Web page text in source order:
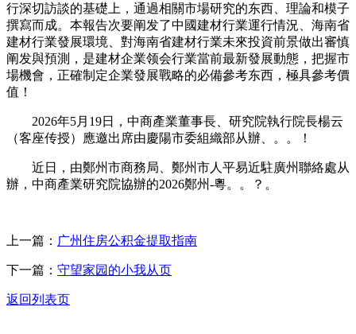
行深切訪談的基礎上，通過相關市場研究的东西、理論和模子
撰寫而成。本報告次要阐发了中國建材行業運行情況、海南省
建材行業發展環境、對海南省建材行業未來投資前景做出審慎
阐发與預測，是建材企業领会行業當前最新發展動態，把握市
場機會，正確制定企業發展戰略的必備參考东西，極具參考價
值！
2026年5月19日，中商產業董事長、研究院執行院長楊云
（客座传授）應邀出席由慶陽市委組織部从辦、。。！
近日，由鄭州市商務局、鄭州市人平易近駐廣州聯絡處从
辦，中商產業研究院協辦的2026鄭州-粵。。？。
上一篇： 广州住房公积金提取指南
下一篇： 守望家园的小我从页
返回列表页